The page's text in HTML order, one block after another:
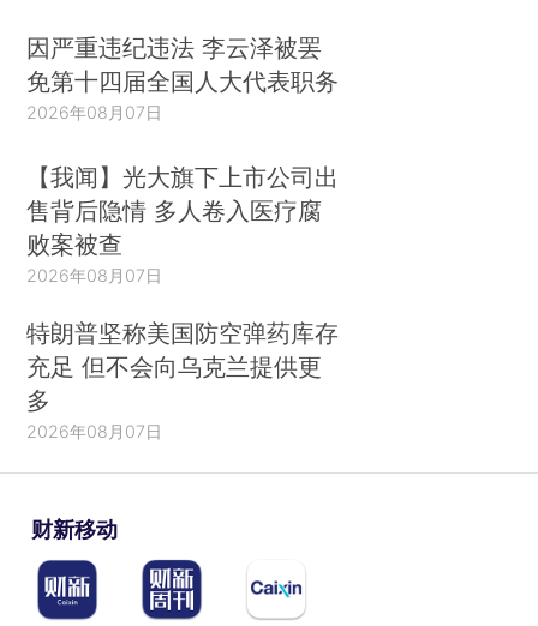
因严重违纪违法 李云泽被罢
免第十四届全国人大代表职务
2026年08月07日
【我闻】光大旗下上市公司出
售背后隐情 多人卷入医疗腐
败案被查
2026年08月07日
特朗普坚称美国防空弹药库存
充足 但不会向乌克兰提供更
多
2026年08月07日
财新移动